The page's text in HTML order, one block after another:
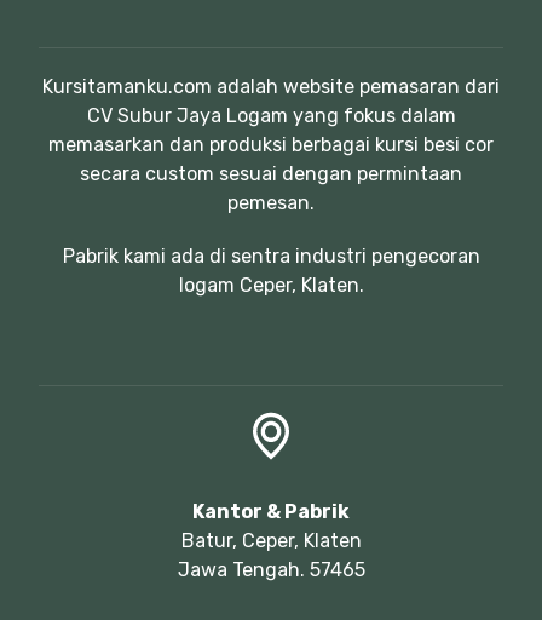
Kursitamanku.com adalah website pemasaran dari
CV Subur Jaya Logam yang fokus dalam
memasarkan dan produksi berbagai kursi besi cor
secara custom sesuai dengan permintaan
pemesan.
Pabrik kami ada di sentra industri pengecoran
logam Ceper, Klaten.
Kantor & Pabrik
Batur, Ceper, Klaten
Jawa Tengah. 57465